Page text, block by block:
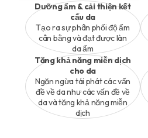
Dưỡng ẩm & cải thiện kết
cấu da
Tạo ra sự phân phối độ ẩm
cân bằng và đạt được làn
da ẩm
Tăng khả năng miễn dịch
cho da
Ngăn ngừa tái phát các vấn
đề về da như các vấn đề về
da và tăng khả năng miễn
dịch